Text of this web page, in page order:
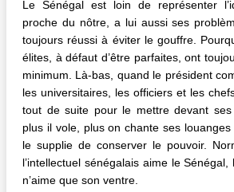
Le Sénégal est loin de représenter
proche du nôtre, a lui aussi ses
toujours réussi à éviter le gouffre.
élites, à défaut d’être parfaites, ont
minimum. Là-bas, quand le président
les universitaires, les officiers et les
tout de suite pour le mettre devant ses
plus il vole, plus on chante ses
le supplie de conserver le pouvoir.
l’intellectuel sénégalais aime le Sénégal,
n’aime que son ventre.